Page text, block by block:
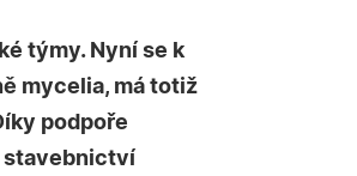
týmy. Nyní se k
mycelia, má totiž
podpoře
stavebnictví